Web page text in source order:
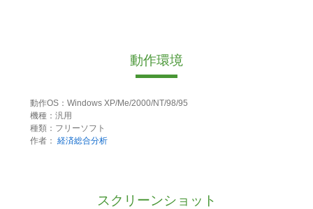
動作環境
動作OS：Windows XP/Me/2000/NT/98/95
機種：汎用
種類：フリーソフト
作者： 経済総合分析
スクリーンショット